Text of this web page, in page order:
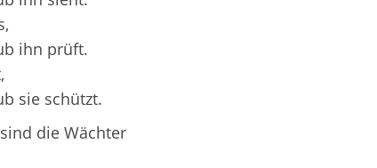
ihn prüft.
sie schützt.
die Wächter